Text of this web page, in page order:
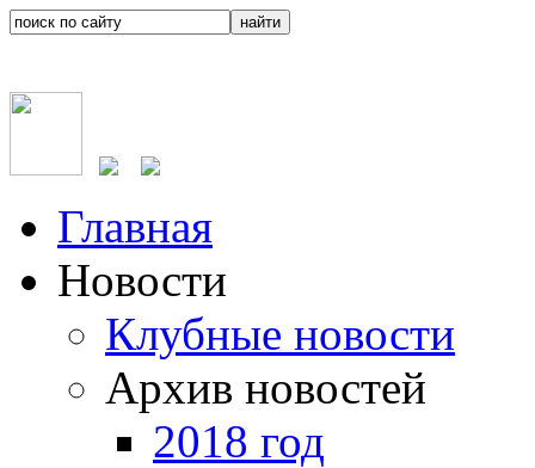
Главная
Новости
Клубные новости
Архив новостей
2018 год